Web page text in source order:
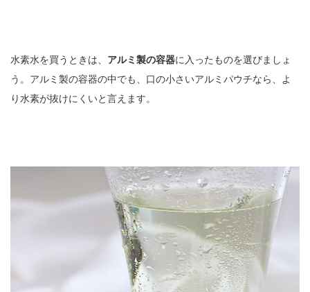
水素水を買うときは、 アルミ製の容器に入ったものを選びましょ
う。アルミ製の容器の中でも、口の小さいアルミパウチなら、よ
り水素が抜けにくいと言えます。